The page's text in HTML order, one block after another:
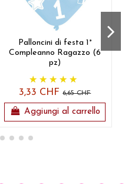
Palloncini di festa 1°
Compleanno Ragazzo (6
pz)
3,33 CHF6,65 CHF
Aggiungi al carrello